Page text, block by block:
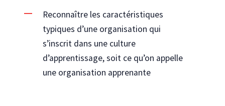
Reconnaître les caractéristiques
typiques d’une organisation qui
s’inscrit dans une culture
d’apprentissage, soit ce qu’on appelle
une organisation apprenante